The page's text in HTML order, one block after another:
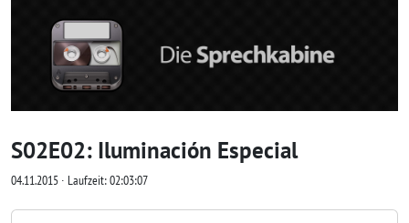
S02E02: Iluminación Especial
04.11.2015 ∙ Laufzeit: 02:03:07